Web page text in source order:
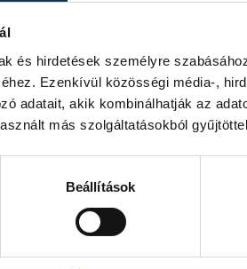
és hirdetések személyre
Ezenkívül közösségi média-,
adatait, akik kombinálhatják az
más szolgáltatásokból
Beállítások